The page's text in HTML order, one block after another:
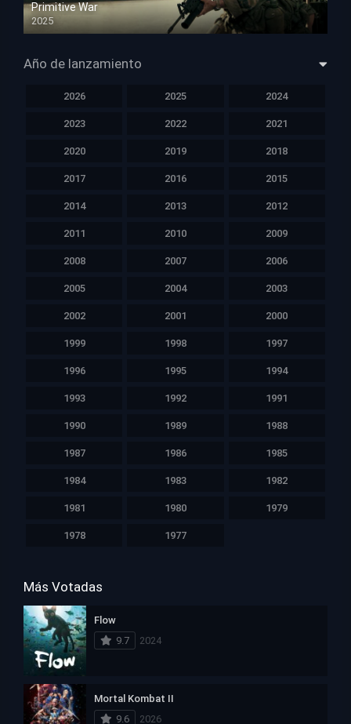
Primitive War
2025
HD 1080p
Año de lanzamiento
2026 2025 2024
2023 2022 2021
2020 2019 2018
2017 2016 2015
2014 2013 2012
2011 2010 2009
2008 2007 2006
2005 2004 2003
2002 2001 2000
1999 1998 1997
1996 1995 1994
1993 1992 1991
1990 1989 1988
1987 1986 1985
1984 1983 1982
1981 1980 1979
1978 1977
Más Votadas
Flow
9.7
2024
Mortal Kombat II
9.6
2026